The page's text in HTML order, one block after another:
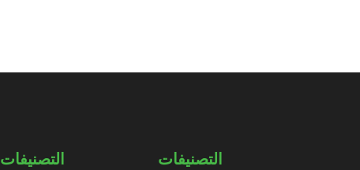
التصنيفات التصنيفات